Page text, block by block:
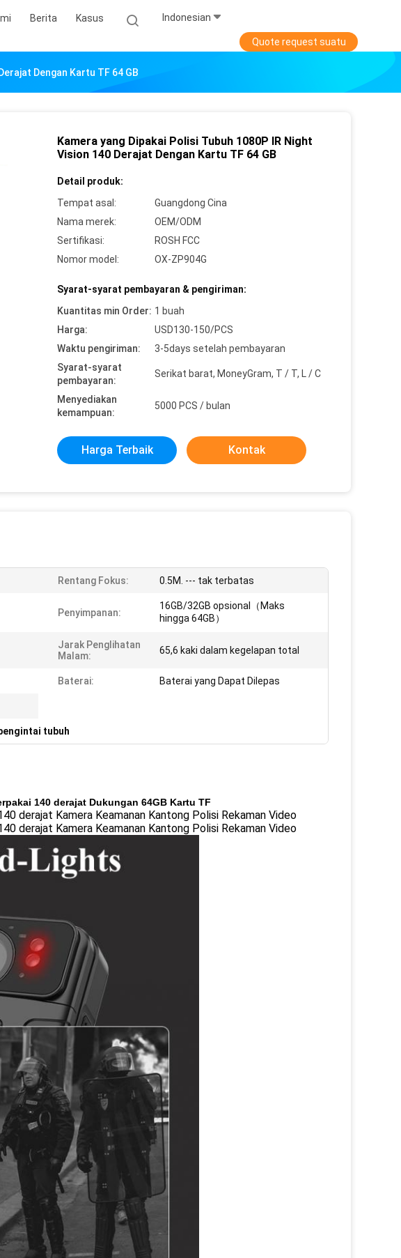
Berita Kasus Indonesian
Quote request suatu
Dengan Kartu TF 64 GB
Kamera yang Dipakai Polisi Tubuh 1080P IR Night
Vision 140 Derajat Dengan Kartu TF 64 GB
Detail produk:
Tempat asal:
Guangdong Cina
Nama merek:
OEM/ODM
Sertifikasi:
ROSH FCC
Nomor model:
OX-ZP904G
Syarat-syarat pembayaran & pengiriman:
Kuantitas min Order: 1 buah
Harga:
USD130-150/PCS
Waktu pengiriman:
3-5days setelah pembayaran
Syarat-syarat
pembayaran:
Serikat barat, MoneyGram, T / T, L / C
Menyediakan
kemampuan:
5000 PCS / bulan
Harga Terbaik Kontak
Rentang Fokus: 0.5M. --- tak terbatas
Penyimpanan:
16GB/32GB opsional（Maks
hingga 64GB）
Jarak Penglihatan
Malam:
65,6 kaki dalam kegelapan total
Baterai: Baterai yang Dapat Dilepas
tubuh
140 derajat Dukungan 64GB Kartu TF
derajat Kamera Keamanan Kantong Polisi Rekaman Video
derajat Kamera Keamanan Kantong Polisi Rekaman Video